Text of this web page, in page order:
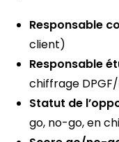
Responsable
client)
Responsable
chiffrage
Statut de
go, no-go, en